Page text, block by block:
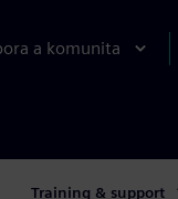
a komunita
Training & support